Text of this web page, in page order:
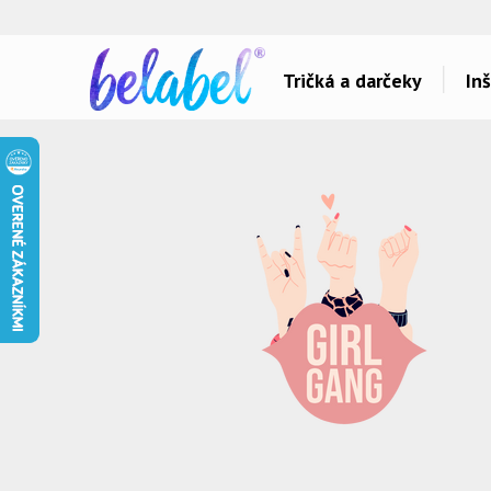
Tričká a darčeky
Detské
Hudba & Film
Humor
Ostatné
Všetko..